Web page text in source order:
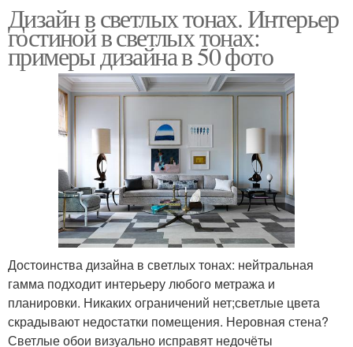
Дизайн в светлых тонах. Интерьер
гостиной в светлых тонах:
примеры дизайна в 50 фото
Достоинства дизайна в светлых тонах: нейтральная
гамма подходит интерьеру любого метража и
планировки. Никаких ограничений нет;светлые цвета
скрадывают недостатки помещения. Неровная стена?
Светлые обои визуально исправят недочёты